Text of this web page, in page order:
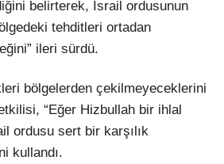
belirterek, İsrail ordusunun
tehditleri ortadan
ileri sürdü.
bölgelerden çekilmeyeceklerini
“Eğer Hizbullah bir ihlal
ordusu sert bir karşılık
kullandı.